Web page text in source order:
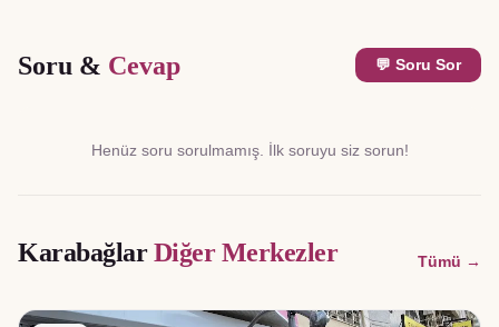
Soru & Cevap 💬 Soru Sor
Henüz soru sorulmamış. İlk soruyu siz sorun!
Karabağlar Diğer Merkezler Tümü →